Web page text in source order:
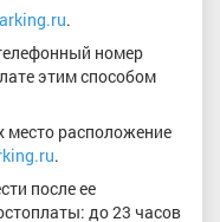
.
номер
этим способом
расположение
.
после ее
до 23 часов